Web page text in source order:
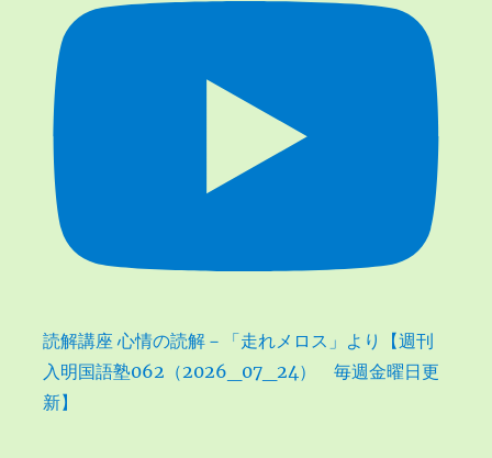
読解講座 心情の読解－「走れメロス」より【週刊
入明国語塾062（2026_07_24） 毎週金曜日更
新】